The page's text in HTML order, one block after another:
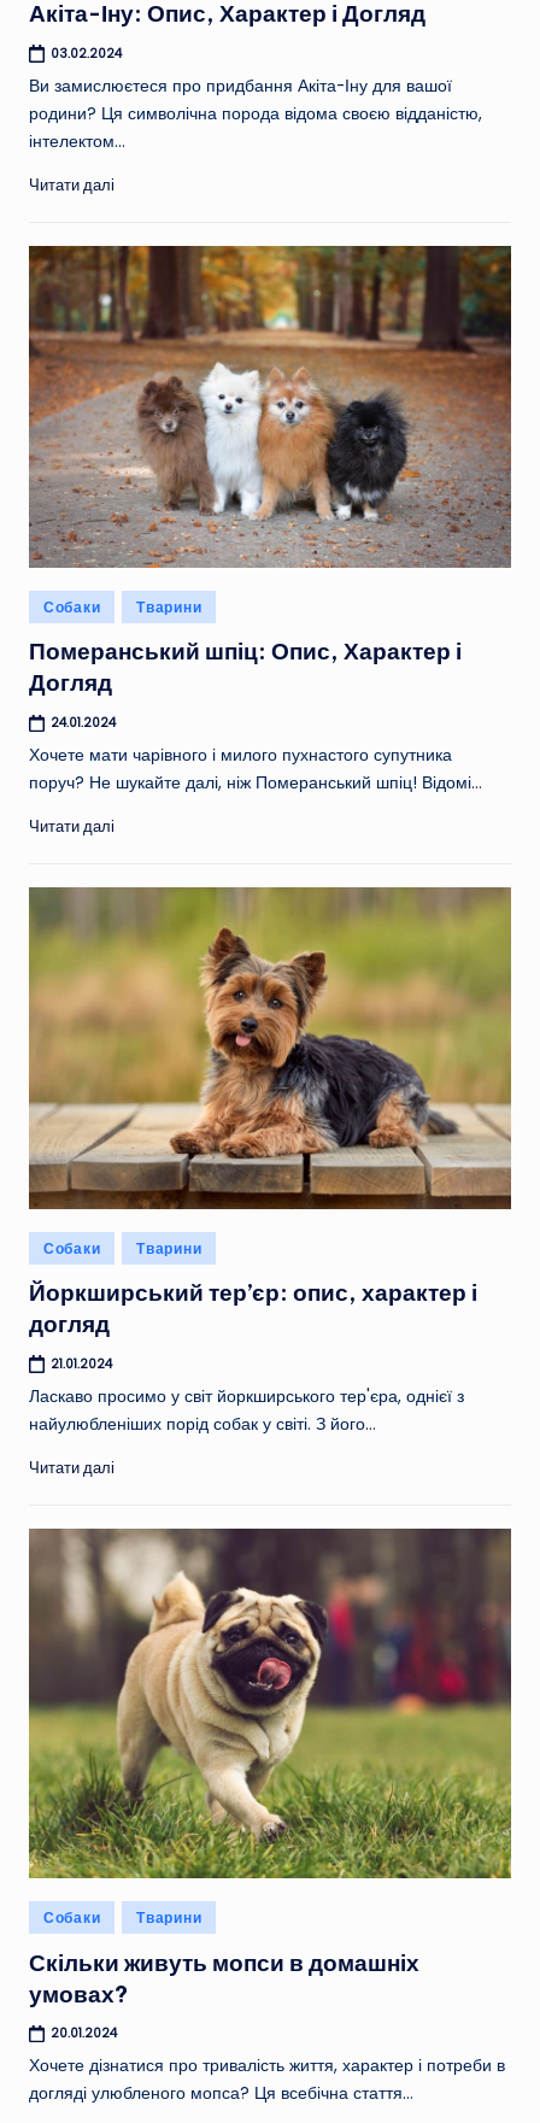
Акіта-Іну: Опис, Характер і Догляд
03.02.2024
Ви замислюєтеся про придбання Акіта-Іну для вашої
родини? Ця символічна порода відома своєю відданістю,
інтелектом…
Читати далі
Опубліковано
у
Собаки Тварини
Померанський шпіц: Опис, Характер і
Догляд
24.01.2024
Хочете мати чарівного і милого пухнастого супутника
поруч? Не шукайте далі, ніж Померанський шпіц! Відомі…
Читати далі
Опубліковано
у
Собаки Тварини
Йоркширський тер’єр: опис, характер і
догляд
21.01.2024
Ласкаво просимо у світ йоркширського тер'єра, однієї з
найулюбленіших порід собак у світі. З його…
Читати далі
Опубліковано
у
Собаки Тварини
Скільки живуть мопси в домашніх
умовах?
20.01.2024
Хочете дізнатися про тривалість життя, характер і потреби в
догляді улюбленого мопса? Ця всебічна стаття…